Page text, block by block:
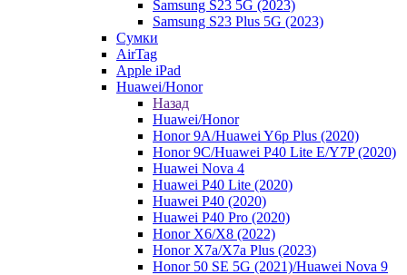
Samsung S23 5G (2023)
Samsung S23 Plus 5G (2023)
Сумки
AirTag
Apple iPad
Huawei/Honor
Назад
Huawei/Honor
Honor 9A/Huawei Y6p Plus (2020)
Honor 9C/Huawei P40 Lite E/Y7P (2020)
Huawei Nova 4
Huawei P40 Lite (2020)
Huawei P40 (2020)
Huawei P40 Pro (2020)
Honor X6/Х8 (2022)
Honor X7a/X7a Plus (2023)
Honor 50 SE 5G (2021)/Huawei Nova 9